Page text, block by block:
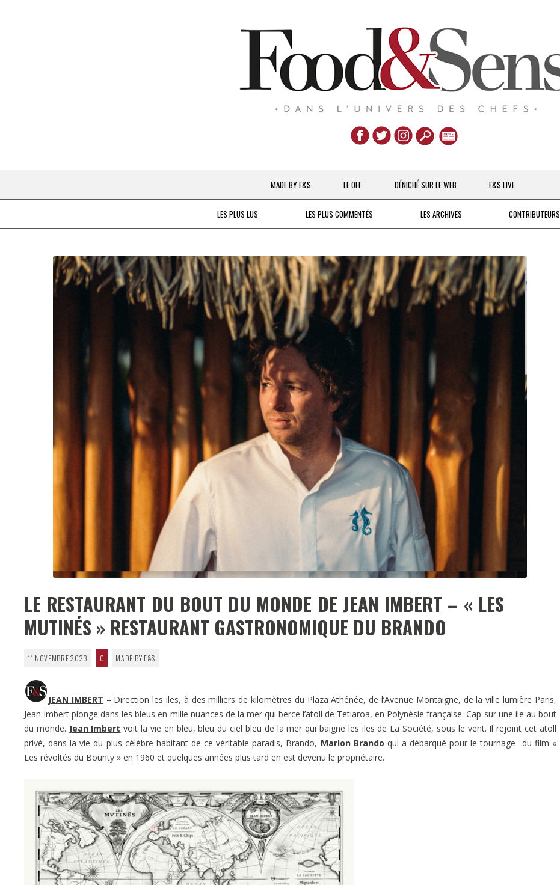
Aller
au
contenu
MADE BY F&S
CHEFS & ACTUALITÉS
À LA PETITE CUILLÈRE
DESTIN DE FEMME
V…DE VOYAGE
LE OFF DÉNICHÉ SUR LE WEB F&S LIVE
LES PLUS LUS LES PLUS COMMENTÉS LES ARCHIVES
DEPUIS 2016
CONTRIBUTEURS
LE RESTAURANT DU BOUT DU MONDE DE JEAN IMBERT – « LES
MUTINÉS » RESTAURANT GASTRONOMIQUE DU BRANDO
11 NOVEMBRE 2023 0 MADE BY F&S
JEAN IMBERT – Direction les iles, à des milliers de kilomètres du Plaza Athénée, de l’Avenue Montaigne, de la ville lumière Paris,
Jean Imbert plonge dans les bleus en mille nuances de la mer qui berce l’atoll de Tetiaroa, en Polynésie française. Cap sur une ile au bout
du monde. Jean Imbert voit la vie en bleu, bleu du ciel bleu de la mer qui baigne les iles de La Société, sous le vent. Il rejoint cet atoll
privé, dans la vie du plus célèbre habitant de ce véritable paradis, Brando, Marlon Brando qui a débarqué pour le tournage du film «
Les révoltés du Bounty » en 1960 et quelques années plus tard en est devenu le propriétaire.